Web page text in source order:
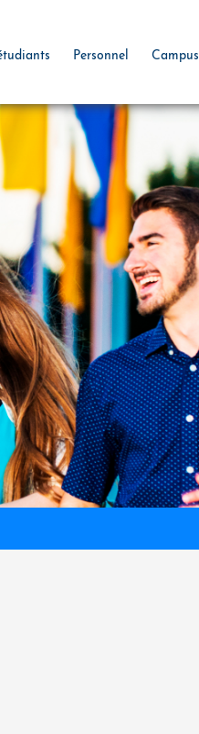
Personnel Campus